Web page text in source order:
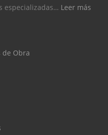
especializadas… Leer más
de Obra